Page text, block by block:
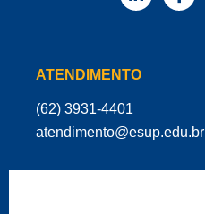
ATENDIMENTO
(62) 3931-4401
‌atendimento@esup.edu.br